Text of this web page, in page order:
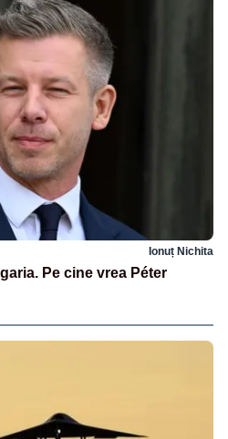
Ionuț Nichita
Pe cine vrea Péter